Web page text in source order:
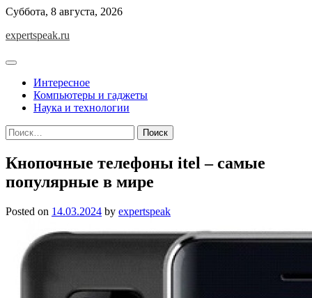
Skip
content
Суббота, 8 августа, 2026
expertspeak.ru
Интересное
Компьютеры и гаджеты
Наука и технологии
Найти:
Кнопочные телефоны itel – самые
популярные в мире
Posted on 14.03.2024 by expertspeak